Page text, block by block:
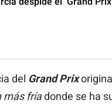
del Grand Prix
más fríadonde se ha